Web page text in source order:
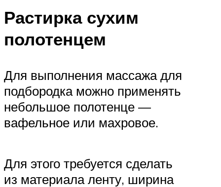
Растирка сухим
полотенцем
Для выполнения массажа для
подбородка можно применять
небольшое полотенце —
вафельное или махровое.
Для этого требуется сделать
из материала ленту, ширина